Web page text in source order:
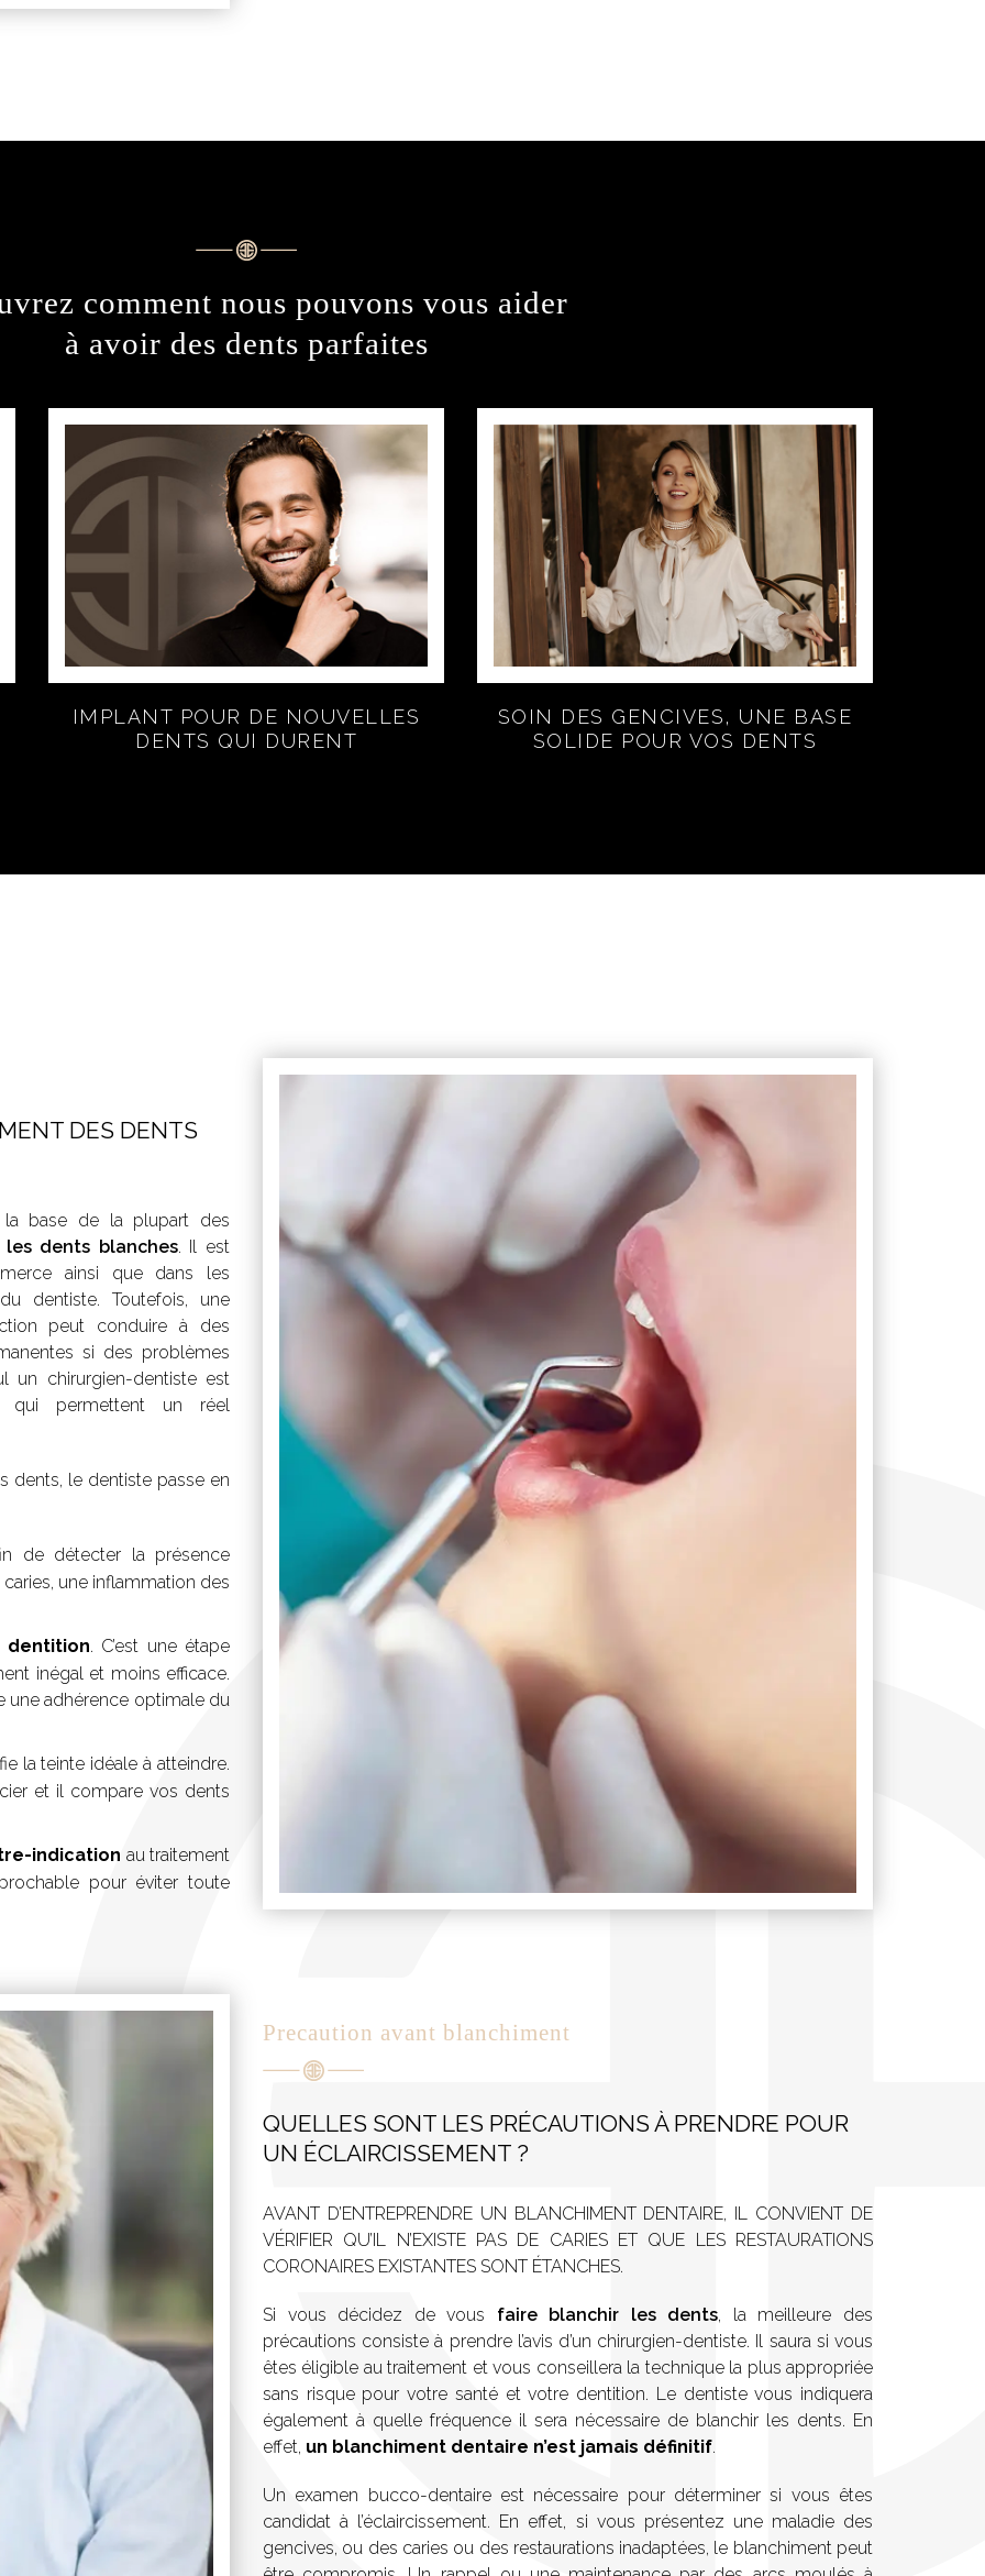
comment nous pouvons vous aider
à avoir des dents parfaites
IMPLANT POUR DE NOUVELLES
DENTS QUI DURENT
SOIN DES GENCIVES, UNE BASE
SOLIDE POUR VOS DENTS
DES DENTS
base de la plupart des
dents blanches. Il est
ainsi que dans les
dentiste. Toutefois, une
peut conduire à des
si des problèmes
un chirurgien-dentiste est
qui permettent un réel
dents, le dentiste passe en
de détecter la présence
une inflammation des
. C’est une étape
inégal et moins efficace.
une adhérence optimale du
la teinte idéale à atteindre.
et il compare vos dents
indication au traitement
pour éviter toute
Precaution avant blanchiment
QUELLES SONT LES PRÉCAUTIONS À PRENDRE POUR
UN ÉCLAIRCISSEMENT ?
AVANT D’ENTREPRENDRE UN BLANCHIMENT DENTAIRE, IL CONVIENT DE
VÉRIFIER QU’IL N’EXISTE PAS DE CARIES ET QUE LES RESTAURATIONS
CORONAIRES EXISTANTES SONT ÉTANCHES.
Si vous décidez de vous faire blanchir les dents, la meilleure des
précautions consiste à prendre l’avis d’un chirurgien-dentiste. Il saura si vous
êtes éligible au traitement et vous conseillera la technique la plus appropriée
sans risque pour votre santé et votre dentition. Le dentiste vous indiquera
également à quelle fréquence il sera nécessaire de blanchir les dents. En
effet, un blanchiment dentaire n’est jamais définitif.
Un examen bucco-dentaire est nécessaire pour déterminer si vous êtes
candidat à l’éclaircissement. En effet, si vous présentez une maladie des
gencives, ou des caries ou des restaurations inadaptées, le blanchiment peut